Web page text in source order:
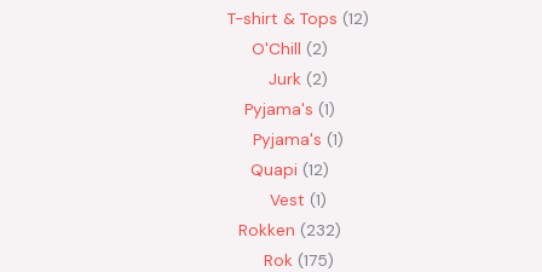
T-shirt & Tops 12
O'Chill 2
Jurk
2
Pyjama's 1
Pyjama's 1
Quapi 12
Vest 1
Rokken 232
Rok 175